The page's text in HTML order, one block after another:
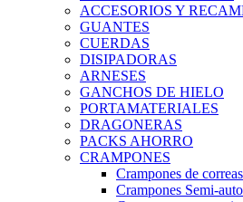
ACCESORIOS Y
GUANTES
CUERDAS
DISIPADORAS
ARNESES
GANCHOS DE HIELO
PORTAMATERIALES
DRAGONERAS
PACKS AHORRO
CRAMPONES
Crampones de correas
Crampones Semi-